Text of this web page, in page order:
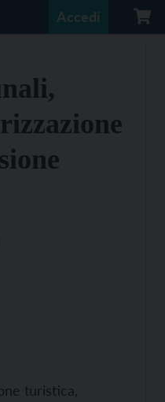
Accedi
turistica,